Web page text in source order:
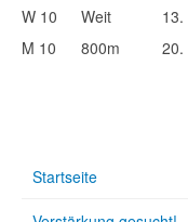
W 10
Weit 13.
M 10
800m 20.
Startseite